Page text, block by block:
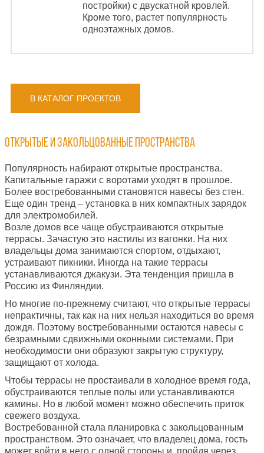
постройки) с двускатной кровлей.
Кроме того, растет популярность
одноэтажных домов.
В КАТАЛОГ ПРОЕКТОВ
Открытые и закольцованные пространства
Популярность набирают открытые пространства.
Капитальные гаражи с воротами уходят в прошлое.
Более востребованными становятся навесы без стен.
Еще один тренд – установка в них компактных зарядок
для электромобилей.
Возле домов все чаще обустраиваются открытые
террасы. Зачастую это настилы из вагонки. На них
владельцы дома занимаются спортом, отдыхают,
устраивают пикники. Иногда на такие террасы
устанавливаются джакузи. Эта тенденция пришла в
Россию из Финляндии.
Но многие по-прежнему считают, что открытые террасы
непрактичны, так как на них нельзя находиться во время
дождя. Поэтому востребованными остаются навесы с
безрамными сдвижными оконными системами. При
необходимости они образуют закрытую структуру,
защищают от холода.
Чтобы террасы не простаивали в холодное время года,
обустраиваются теплые полы или устанавливаются
камины. Но в любой момент можно обеспечить приток
свежего воздуха.
Востребованной стала планировка с закольцованным
пространством. Это означает, что владелец дома, гость